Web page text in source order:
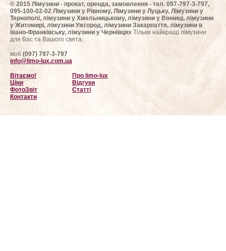
© 2015 Лімузини - прокат, оренда, замовлення - тел. 097-797-3-797,
095-100-02-02 Лімузини у Рівному, Лімузини у Луцьку, Лімузини у
Тернополі, лімузини у Хмельницькому, лімузини у Вінниці, лімузини
у Житомирі, лімузини Ужгород, лімузини Закарпаття, лімузини в
Івано-Франківську, лімузини у Чернівцях Тільки найкращі лімузини
для Вас та Вашого свята.
моб (097) 797-3-797
info@limo-lux.com.ua
Вітаємо!
Про limo-lux
Ціни
Відгуки
ФотоЗвіт
Статті
Контакти